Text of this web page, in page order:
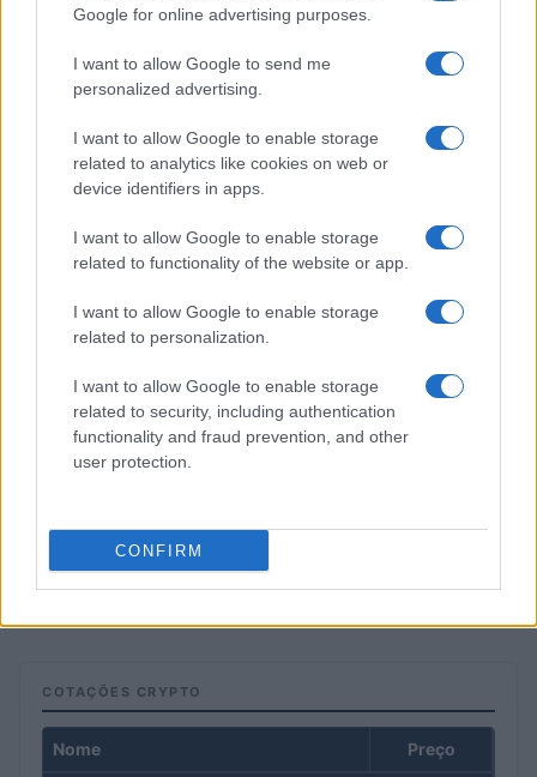
Google for online advertising purposes.
I want to allow Google to send me
personalized advertising.
I want to allow Google to enable storage
related to analytics like cookies on web or
device identifiers in apps.
I want to allow Google to enable storage
related to functionality of the website or app.
I want to allow Google to enable storage
related to personalization.
I want to allow Google to enable storage
related to security, including authentication
functionality and fraud prevention, and other
user protection.
CONFIRM
Preparação do turismo para o Super El Niño: estratégias e
desafios
Bruno Costa · 8 ago 2026
Principais ações recomendadas para dividendos em agosto de
2026
Bruno Costa · 6 ago 2026
COTAÇÕES CRYPTO
Nome Preço